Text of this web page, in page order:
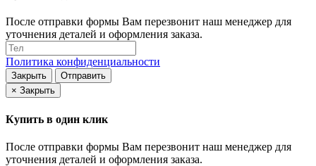
После отправки формы Вам перезвонит наш менеджер для
уточнения деталей и оформления заказа.
Политика конфиденциальности
Закрыть
Отправить
× Закрыть
Купить в один клик
После отправки формы Вам перезвонит наш менеджер для
уточнения деталей и оформления заказа.